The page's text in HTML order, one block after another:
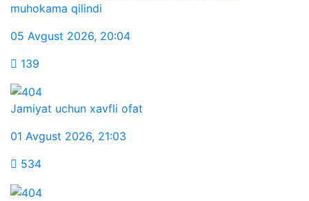
muhokama qilindi
05 Avgust 2026, 20:04
139
Jamiyat uchun xavfli ofat
01 Avgust 2026, 21:03
534